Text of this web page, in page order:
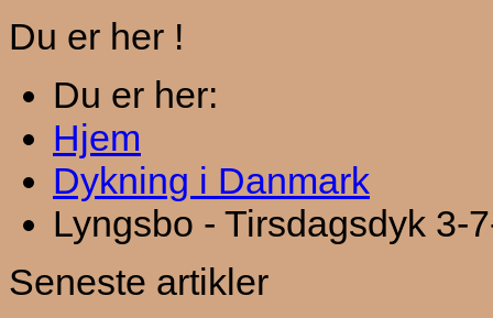
Du er her !
Du er her:
Hjem
Dykning i Danmark
Lyngsbo - Tirsdagsdyk 3-
Seneste artikler